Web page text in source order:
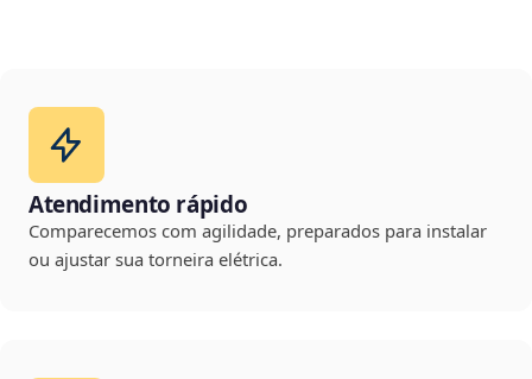
Atendimento rápido
Comparecemos com agilidade, preparados para instalar
ou ajustar sua torneira elétrica.